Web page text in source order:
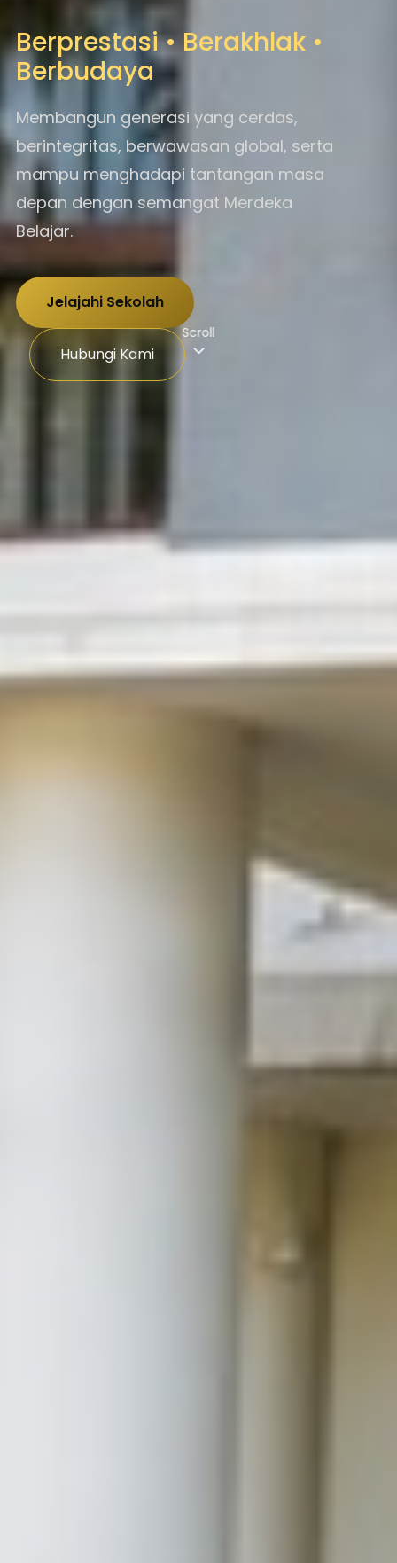
Berprestasi • Berakhlak •
Berbudaya
Membangun generasi yang cerdas,
berintegritas, berwawasan global, serta
mampu menghadapi tantangan masa
depan dengan semangat Merdeka
Belajar.
Jelajahi Sekolah
Hubungi Kami
Scroll